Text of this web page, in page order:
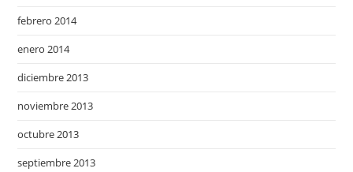
febrero 2014
enero 2014
diciembre 2013
noviembre 2013
octubre 2013
septiembre 2013